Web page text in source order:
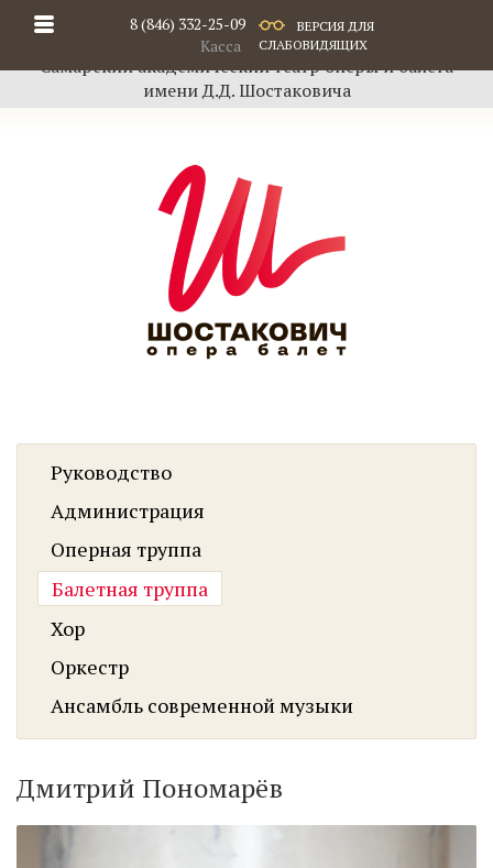
8 (846) 332-25-09
Касса
ВЕРСИЯ ДЛЯ
СЛАБОВИДЯЩИХ
Самарский академический театр оперы и балета
имени Д.Д. Шостаковича
Руководство
Администрация
Оперная труппа
Балетная труппа
Хор
Оркестр
Ансамбль современной музыки
Дмитрий Пономарёв